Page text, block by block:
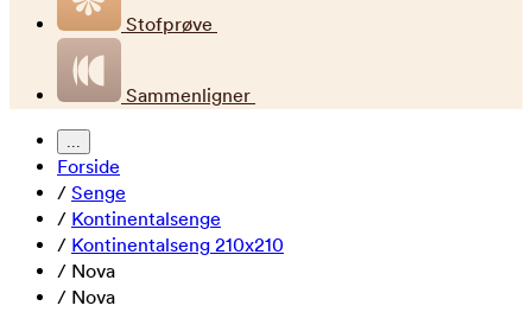
Stofprøve
Sammenligner
...
Forside
/ Senge
/ Kontinentalsenge
/ Kontinentalseng 210x210
/ Nova
/ Nova